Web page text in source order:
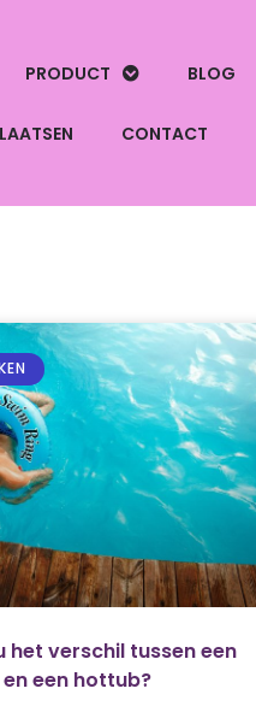
PRODUCT BLOG
CONTACT
het verschil tussen een
een hottub?